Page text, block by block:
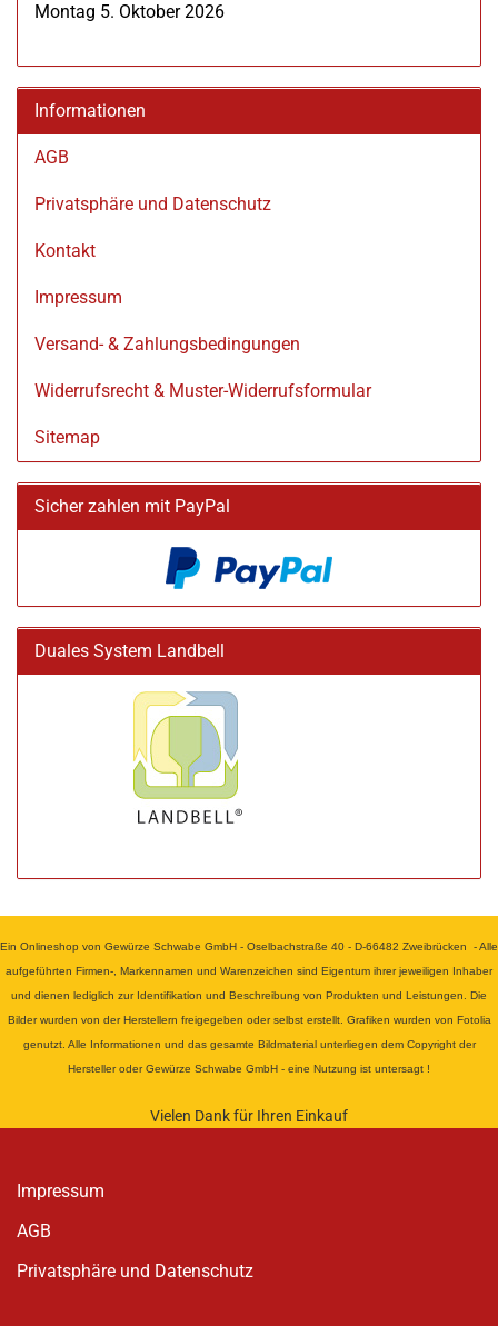
Montag 5. Oktober 2026
Informationen
AGB
Privatsphäre und Datenschutz
Kontakt
Impressum
Versand- & Zahlungsbedingungen
Widerrufsrecht & Muster-Widerrufsformular
Sitemap
Sicher zahlen mit PayPal
Duales System Landbell
Ein Onlineshop von Gewürze Schwabe GmbH - Oselbachstraße 40 - D-66482 Zweibrücken - Alle
aufgeführten Firmen-, Markennamen und Warenzeichen sind Eigentum ihrer jeweiligen Inhaber
und dienen lediglich zur Identifikation und Beschreibung von Produkten und Leistungen. Die
Bilder wurden von der Herstellern freigegeben oder selbst erstellt. Grafiken wurden von Fotolia
genutzt. Alle Informationen und das gesamte Bildmaterial unterliegen dem Copyright der
Hersteller oder Gewürze Schwabe GmbH - eine Nutzung ist untersagt !
Vielen Dank für Ihren Einkauf
Impressum
AGB
Privatsphäre und Datenschutz